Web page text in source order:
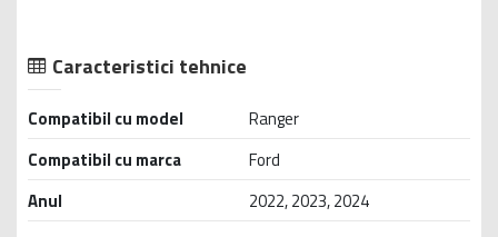
Caracteristici tehnice
Compatibil cu model
Ranger
Compatibil cu marca
Ford
Anul
2022, 2023, 2024